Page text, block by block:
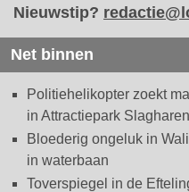
Nieuwstip?
Net binnen
Politiehelikopter zoekt
in Attractiepark Slagharen
Bloederig ongeluk in
in waterbaan
Toverspiegel in de